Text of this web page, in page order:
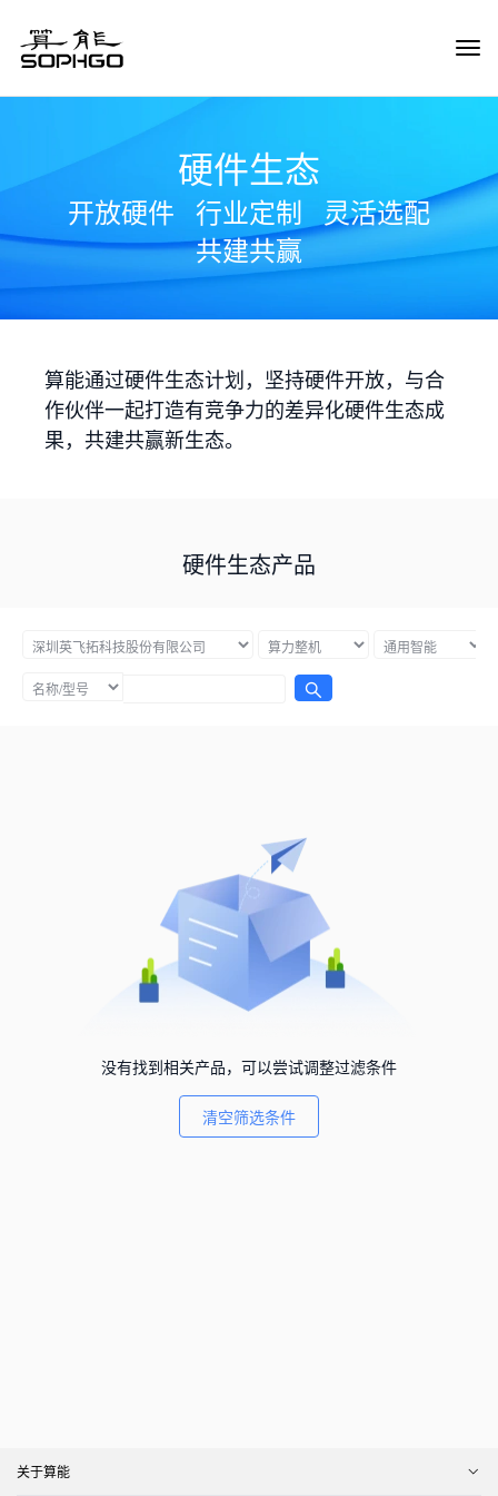
硬件生态
开放硬件 行业定制
灵活选配
共建共赢
算能通过硬件生态计划，坚持硬件开放，与合
作伙伴一起打造有竞争力的差异化硬件生态成
果，共建共赢新生态。
硬件生态产品
没有找到相关产品，可以尝试调整过滤条件
清空筛选条件
关于算能